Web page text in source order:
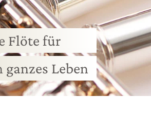
Flöte für
ganzes Leben